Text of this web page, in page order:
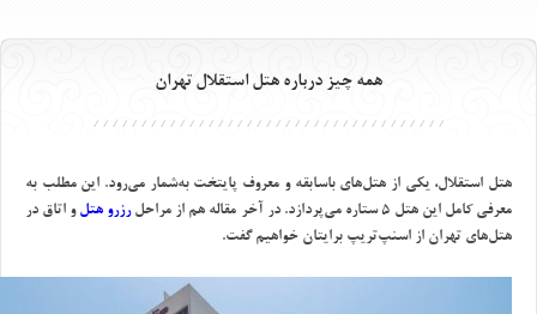
همه چيز درباره هتل استقلال تهران
هتل استقلال، يكي از هتل‌هاي باسابقه و معروف پايتخت به‌شمار مي‌رود. اين مطلب به
معرفي كامل اين هتل 5 ستاره مي‌پردازد. در آخر مقاله هم از مراحل
رزرو هتل و اتاق در
هتل‌هاي تهران از اسنپ‌تريپ برايتان خواهيم گفت.